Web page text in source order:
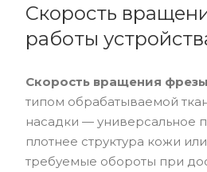
Скорость
работы
Скорость вращения фрезы
типом обрабатываемой
насадки — универсальное
плотнее структура кожи
требуемые обороты при